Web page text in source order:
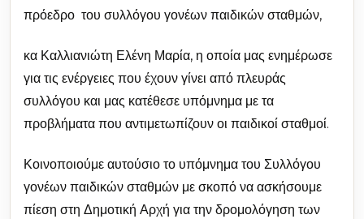
πρόεδρο του συλλόγου γονέων παιδικών σταθμών,
κα Καλλιανιώτη Ελένη Μαρία, η οποία μας ενημέρωσε
για τις ενέργειες που έχουν γίνει από πλευράς
συλλόγου και μας κατέθεσε υπόμνημα με τα
προβλήματα που αντιμετωπίζουν οι παιδικοί σταθμοί.
Κοινοποιούμε αυτούσιο το υπόμνημα του Συλλόγου
γονέων παιδικών σταθμών με σκοπό να ασκήσουμε
πίεση στη Δημοτική Αρχή για την δρομολόγηση των